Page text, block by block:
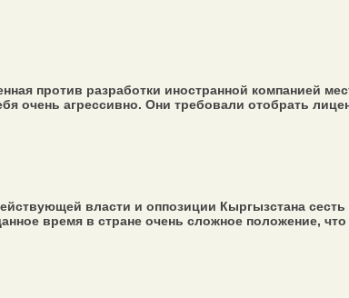
против разработки иностранной компанией
очень агрессивно. Они требовали отобрать
власти и оппозиции Кыргызстана
время в стране очень сложное положение,